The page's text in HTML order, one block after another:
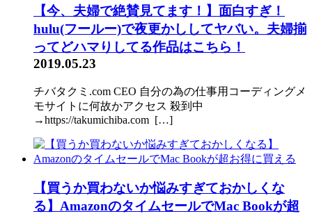
【今、夫婦で絶賛見てます！】面白すぎ！
hulu(フールー)で夜更かししてヤバい。夫婦揃
ってどハマりしてる作品はこちら！
2019.05.23
チバタクミ.com CEO 自分の為の仕事用コーディングメ
モサイトに何故かアクセス 殺到中
→https://takumichiba.com […]
【買うか買わないか悩みすぎておかしくな
る】AmazonのタイムセールでMac Bookが超